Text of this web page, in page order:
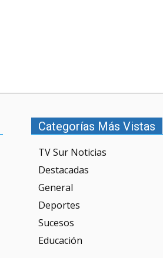
Categorías Más Vistas
TV Sur Noticias
Destacadas
General
Deportes
Sucesos
Educación